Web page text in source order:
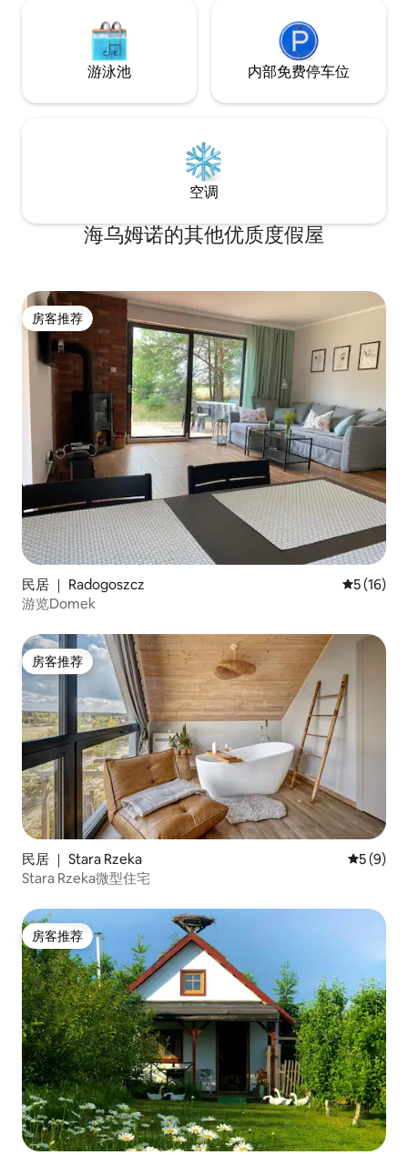
游泳池 内部免费停车位
空调
海乌姆诺的其他优质度假屋
房客推荐
房客推荐
民居 ｜ Radogoszcz 平均评分
5 (16)
游览Domek
房客推荐
房客推荐
民居 ｜ Stara Rzeka 平均评分
5 (9)
Stara Rzeka微型住宅
房客推荐
房客推荐